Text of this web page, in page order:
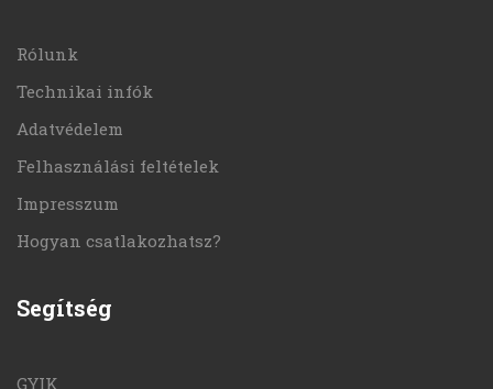
Rólunk
Technikai infók
Adatvédelem
Felhasználási feltételek
Impresszum
Hogyan csatlakozhatsz?
Segítség
GYIK